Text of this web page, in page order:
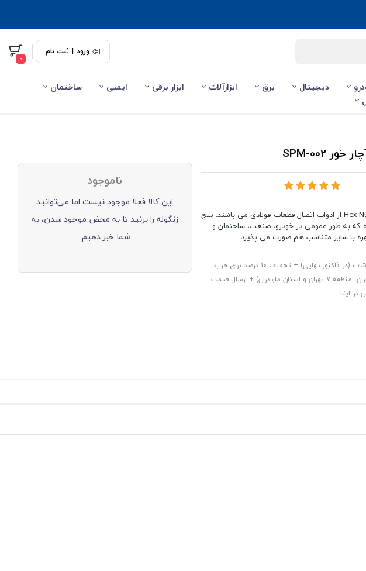
ورود | ثبت نام
0
دیجیتال برق ابزارآلات ابزار برقی ایمنی
ساختمان
پیچ و مهره های شش گوش آچار خور Hex Nut & Bolt از ادوات اتصال قطعات فولادی می باشند. پیچ
بوده که به طور عمومی در خودرو، صنعت، ساختمان و
با سایز متناسب هم صورت می پذیرد.
امتیازات این خرید: درصد تخفیف به کلیه سفارشات (در فاکنور نهایی) + تخفیف 10 درصد برای خرید
مرتبه دوم + ارسال اقتصادی برای(بازار، مرکز شهرتهران، منطقه 7 تهران و استان مازندران) + ارسال قیمت
ایتا
ناموجود
این کالا فعلا موجود نیست اما می‌توانید
زنگوله را بزنید تا به محض موجود شدن، به
شما خبر دهیم.